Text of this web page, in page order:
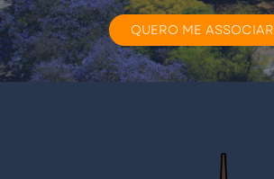
QUERO ME ASSOCIAR